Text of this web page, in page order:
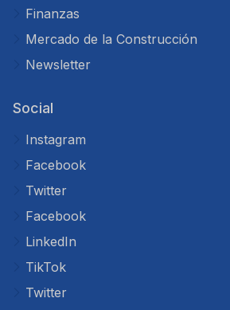
Finanzas
Mercado de la Construcción
Newsletter
Social
Instagram
Facebook
Twitter
Facebook
LinkedIn
TikTok
Twitter